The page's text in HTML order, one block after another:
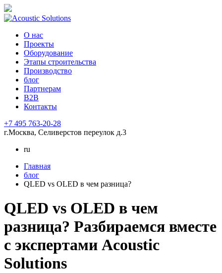
О нас
Проекты
Оборудование
Этапы строительства
Производство
блог
Партнерам
B2B
Контакты
+7 495 763-20-28
г.Москва, Селиверстов переулок д.3
ru
Главная
блог
QLED vs OLED в чем разница?
QLED vs OLED в чем
разница? Разбираемся вместе
с экспертами Acoustic
Solutions